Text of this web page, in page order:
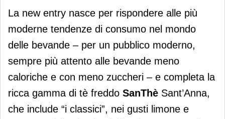
La new entry nasce per rispondere alle più
moderne tendenze di consumo nel mondo
delle bevande – per un pubblico moderno,
sempre più attento alle bevande meno
caloriche e con meno zuccheri – e completa la
ricca gamma di tè freddo SanThè Sant’Anna,
che include “i classici”, nei gusti limone e